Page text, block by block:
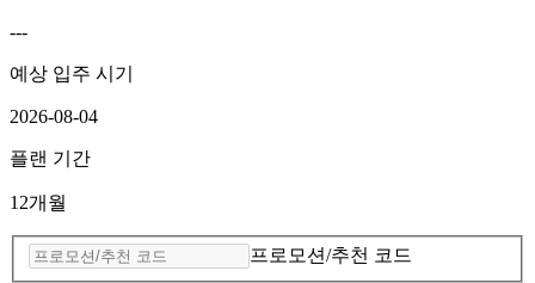
---
예상 입주 시기
2026-08-04
플랜 기간
12개월
프로모션/추천 코드